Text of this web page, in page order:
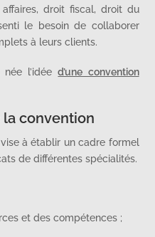
droit fiscal, droit du
le besoin de collaborer
à leurs clients.
née l’idéed’une convention
la convention
à établir un cadre formel
de différentes spécialités.
et des compétences ;